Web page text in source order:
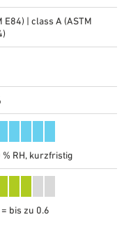
E84) | class A (ASTM
% RH, kurzfristig
= bis zu 0.6